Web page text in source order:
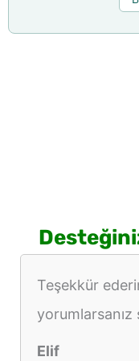
Teşekkür
yorumlarsanız
Elif